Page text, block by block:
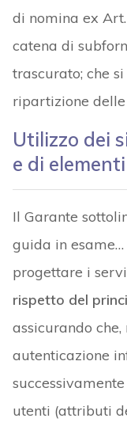
di nomina ex
catena di
trascurato; che
ripartizione
Utilizzo dei
e di
Il Garante
guida in esame…
progettare i
rispetto del
assicurando
autenticazione
utenti (attributi